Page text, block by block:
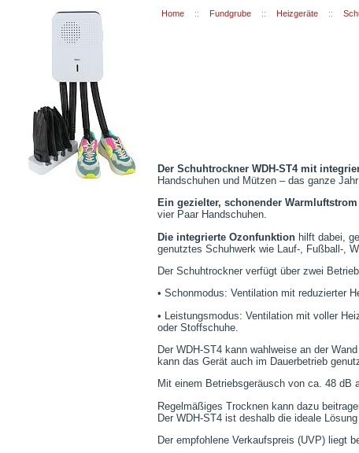
Home :: Fundgrube :: Heizgeräte ::
Der Schuhtrockner WDH-ST4 mit
Handschuhen und Mützen – das ganze
Ein gezielter, schonender Warmluftstrom
vier Paar Handschuhen.
Die integrierte Ozonfunktion hilft dabei,
genutztes Schuhwerk wie Lauf-, Fußball-,
Der Schuhtrockner verfügt über zwei
• Schonmodus: Ventilation mit reduzierter
• Leistungsmodus: Ventilation mit voller
oder Stoffschuhe.
Der WDH-ST4 kann wahlweise an der
kann das Gerät auch im Dauerbetrieb
Mit einem Betriebsgeräusch von ca. 48 dB
Regelmäßiges Trocknen kann dazu
Der WDH-ST4 ist deshalb die ideale
Der empfohlene Verkaufspreis (UVP) liegt